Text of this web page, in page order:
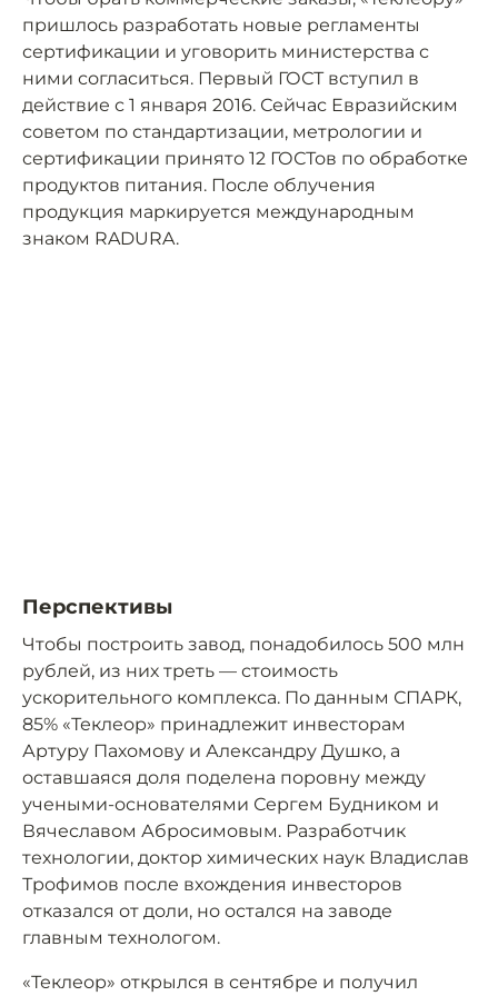
пришлось разработать новые регламенты
сертификации и уговорить министерства с
ними согласиться. Первый ГОСТ вступил в
действие с 1 января 2016. Сейчас Евразийским
советом по стандартизации, метрологии и
сертификации принято 12 ГОСТов по обработке
продуктов питания. После облучения
продукция маркируется международным
знаком RADURA.
Перспективы
Чтобы построить завод, понадобилось 500 млн
рублей, из них треть — стоимость
ускорительного комплекса. По данным СПАРК,
85% «Теклеор» принадлежит инвесторам
Артуру Пахомову и Александру Душко, а
оставшаяся доля поделена поровну между
учеными-основателями Сергем Будником и
Вячеславом Абросимовым. Разработчик
технологии, доктор химических наук Владислав
Трофимов после вхождения инвесторов
отказался от доли, но остался на заводе
главным технологом.
«Теклеор» открылся в сентябре и получил